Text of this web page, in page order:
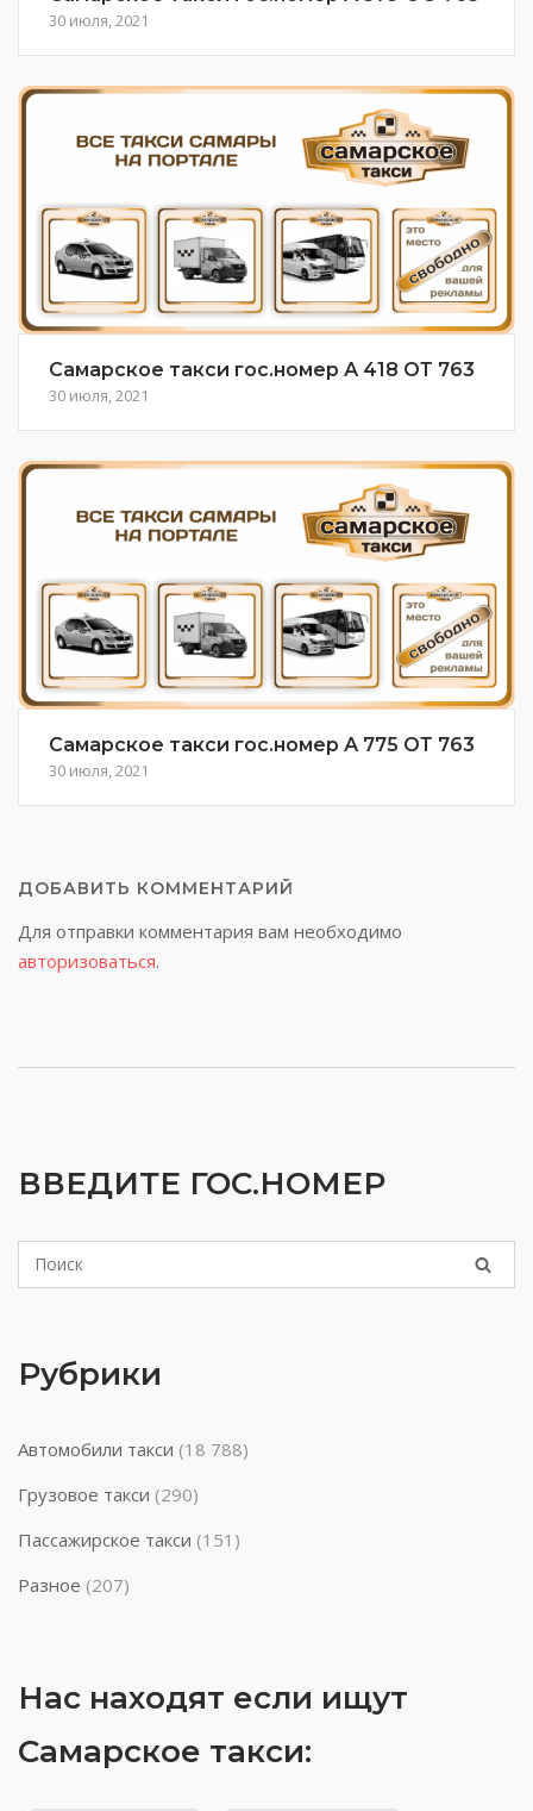
30 июля, 2021
Самарское такси гос.номер А 418 ОТ 763
30 июля, 2021
Самарское такси гос.номер А 775 ОТ 763
30 июля, 2021
ДОБАВИТЬ КОММЕНТАРИЙ
Для отправки комментария вам необходимо
авторизоваться.
ВВЕДИТЕ ГОС.НОМЕР
Рубрики
Автомобили такси (18 788)
Грузовое такси (290)
Пассажирское такси (151)
Разное (207)
Нас находят если ищут
Самарское такси: